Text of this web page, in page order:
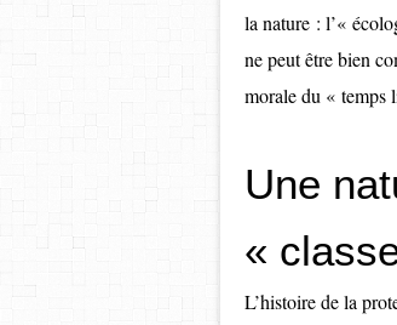
la nature : l’«
ne peut être bien
morale du « temps
Une
«
L’histoire de la